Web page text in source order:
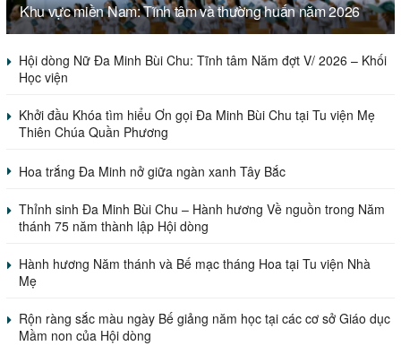
Khu vực miền Nam: Tĩnh tâm và thường huấn năm 2026
Hội dòng Nữ Đa Minh Bùi Chu: Tĩnh tâm Năm đợt V/ 2026 – Khối
Học viện
Khởi đầu Khóa tìm hiểu Ơn gọi Đa Minh Bùi Chu tại Tu viện Mẹ
Thiên Chúa Quần Phương
Hoa trắng Đa Minh nở giữa ngàn xanh Tây Bắc
Thỉnh sinh Đa Minh Bùi Chu – Hành hương Về nguồn trong Năm
thánh 75 năm thành lập Hội dòng
Hành hương Năm thánh và Bế mạc tháng Hoa tại Tu viện Nhà
Mẹ
Rộn ràng sắc màu ngày Bế giảng năm học tại các cơ sở Giáo dục
Mầm non của Hội dòng